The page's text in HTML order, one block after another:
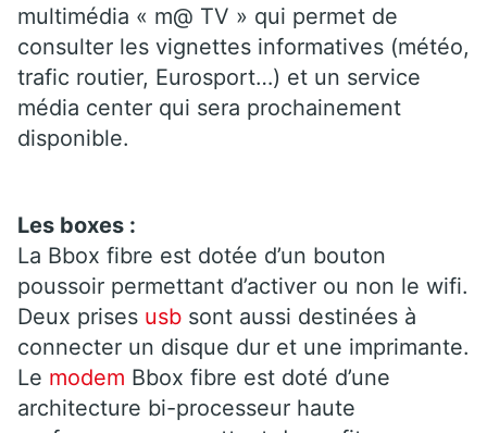
multimédia « m@ TV » qui permet de
consulter les vignettes informatives (météo,
trafic routier, Eurosport…) et un service
média center qui sera prochainement
disponible.
Les boxes :
La Bbox fibre est dotée d’un bouton
poussoir permettant d’activer ou non le wifi.
Deux prises usb sont aussi destinées à
connecter un disque dur et une imprimante.
Le modem Bbox fibre est doté d’une
architecture bi-processeur haute